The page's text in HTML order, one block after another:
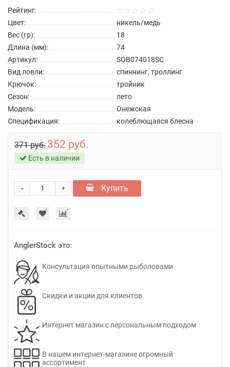
Рейтинг:
Цвет:
никель/медь
Вес (гр):
18
Длина (мм):
74
Артикул:
SOB074018SC
Вид ловли:
спиннинг, троллинг
Крючок:
тройник
Сезон:
лето
Модель:
Онежская
Спецификация:
колеблющаяся блесна
371 руб. 352 руб.
Есть в наличии
+
- Купить
AnglerStock это:
Консультация опытными рыболовами
Скидки и акции для клиентов
Интернет магазин с персональным подходом
В нашем интернет-магазине огромный
ассортимент